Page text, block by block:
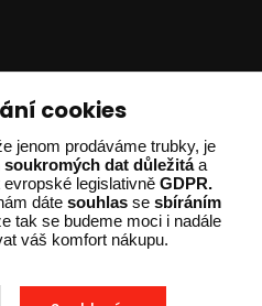
karlik.cz
cookies
jenom prodáváme trubky, je
dat důležitáa
legislativně GDPR.
dáte souhlas se sbíráním
tak se budeme moci i nadále
váš komfort nákupu.